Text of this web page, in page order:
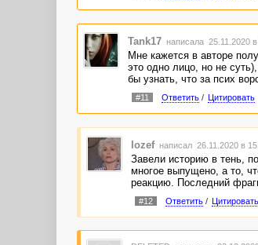
Tank17 написала 25.11.2020
Мне кажется в авторе
это одно лицо, но не
бы узнать, что за псих
#11 Ответить/ Цитировать
Iozef написал 26.11.2020 в
Завели историю в тень,
многое выпущено, а то,
реакцию. Последний
#12 Ответить/ Цитировать